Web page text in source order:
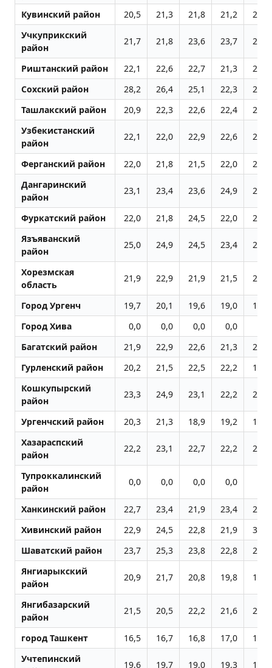
Кувинский район 20,5 21,3 21,8 21,2
20,1
Учкуприкский
район
21,7 21,8 23,6 23,7 20,8
Риштанский район 22,1 22,6 22,7 21,3
21,9
Сохский район
28,2 26,4 25,1 22,3
21,4
Ташлакский район
20,9 22,3 22,6 22,4
22,8
Узбекистанский
район
22,1 22,0 22,9 22,6 20,0
Ферганский район 22,0 21,8 21,5 22,0
21,3
Дангаринский
район
23,1 23,4 23,6 24,9 22,1
Фуркатский район 22,0 21,8 24,5 22,0
21,1
Язъяванский
район
25,0 24,9 24,5 23,4 21,2
Хорезмская
область
21,9 22,9 21,9 21,5 20,2
Город Ургенч 19,7 20,1 19,6 19,0
19,3
Город Хива
0,0 0,0 0,0 0,0
Багатский район
21,9 22,9 22,6 21,3
20,3
Гурленский район
20,2 21,5 22,5 22,2
19,1
Кошкупырский
район
23,3 24,9 23,1 22,2 20,4
Ургенчский район 20,3 21,3 18,9 19,2
18,6
Хазараспский
район
22,2 23,1 22,7 22,2 21,0
Тупроккалинский
район
0,0 0,0 0,0 0,0
Ханкинский район 22,7 23,4 21,9 23,4
21,1
Хивинский район
22,9 24,5 22,8 21,9
33,0
Шаватский район
23,7 25,3 23,8 22,8
21,7
Янгиарыкский
район
20,9 21,7 20,8 19,8 19,5
Янгибазарский
район
21,5 20,5 22,2 21,6 20,5
город Ташкент 16,5 16,7 16,8 17,0
16,5
Учтепинский
19,6 19,7 19,0 19,3 18,7